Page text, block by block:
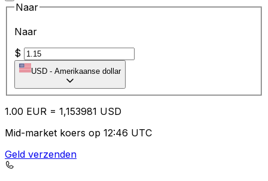
Naar
Naar
$
USD - Amerikaanse dollar
1.00 EUR = 1,153981 USD
Mid-market koers op 12:46 UTC
Geld verzenden